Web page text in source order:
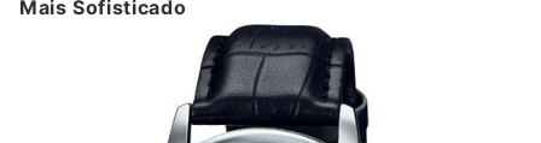
Mais Sofisticado